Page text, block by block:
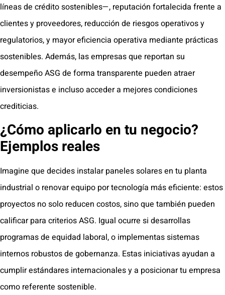
líneas de crédito sostenibles—, reputación fortalecida frente a
clientes y proveedores, reducción de riesgos operativos y
regulatorios, y mayor eficiencia operativa mediante prácticas
sostenibles. Además, las empresas que reportan su
desempeño ASG de forma transparente pueden atraer
inversionistas e incluso acceder a mejores condiciones
crediticias.
¿Cómo aplicarlo en tu negocio?
Ejemplos reales
Imagine que decides instalar paneles solares en tu planta
industrial o renovar equipo por tecnología más eficiente: estos
proyectos no solo reducen costos, sino que también pueden
calificar para criterios ASG. Igual ocurre si desarrollas
programas de equidad laboral, o implementas sistemas
internos robustos de gobernanza. Estas iniciativas ayudan a
cumplir estándares internacionales y a posicionar tu empresa
como referente sostenible.